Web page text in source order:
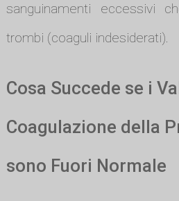
sanguinamenti eccessivi
trombi (coaguli indesiderati).
Cosa Succede se i
Coagulazione della
sono Fuori Normale